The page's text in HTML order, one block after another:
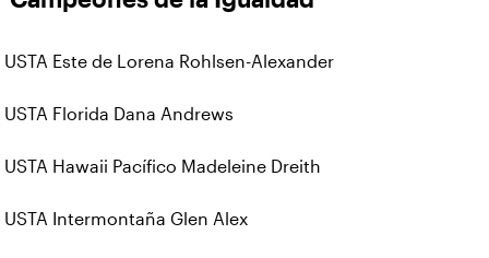
USTA Este de Lorena Rohlsen-Alexander
USTA Florida Dana Andrews
USTA Hawaii Pacífico Madeleine Dreith
USTA Intermontaña Glen Alex